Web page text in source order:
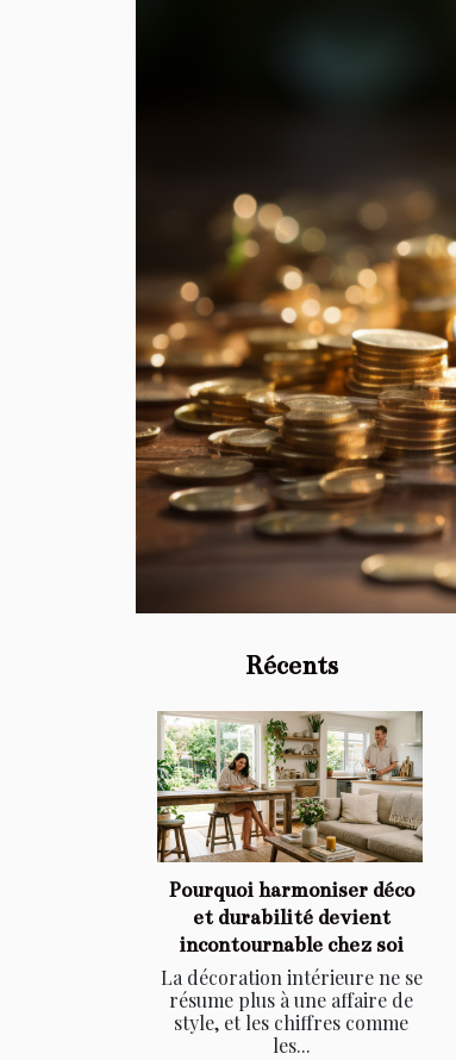
Récents
Pourquoi harmoniser déco
et durabilité devient
incontournable chez soi
La décoration intérieure ne se
résume plus à une affaire de
style, et les chiffres comme
les...